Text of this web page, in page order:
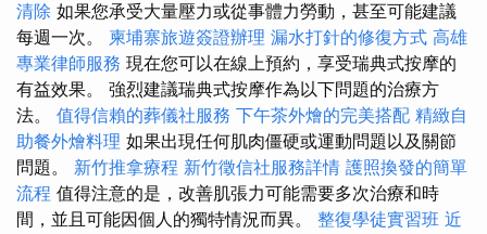
清除 如果您承受大量壓力或從事體力勞動，甚至可能建議
每週一次。 柬埔寨旅遊簽證辦理 漏水打針的修復方式 高雄
專業律師服務 現在您可以在線上預約，享受瑞典式按摩的
有益效果。 強烈建議瑞典式按摩作為以下問題的治療方
法。 值得信賴的葬儀社服務 下午茶外燴的完美搭配 精緻自
助餐外燴料理 如果出現任何肌肉僵硬或運動問題以及關節
問題。 新竹推拿療程 新竹徵信社服務詳情 護照換發的簡單
流程 值得注意的是，改善肌張力可能需要多次治療和時
間，並且可能因個人的獨特情況而異。 整復學徒實習班 近